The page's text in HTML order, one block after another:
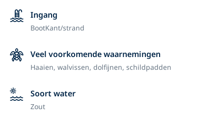
Ingang
BootKant/strand
Veel voorkomende waarnemingen
Haaien, walvissen, dolfijnen, schildpadden
Soort water
Zout